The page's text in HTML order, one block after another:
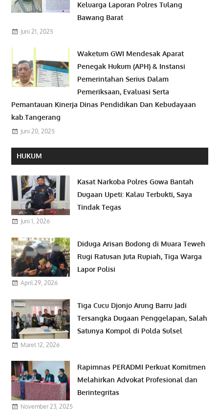
Keluarga Laporan Polres Tulang
Bawang Barat
Juni 21, 2025
Waketum GWI Mendesak Aparat
Penegak Hukum (APH) & Instansi
Pemerintahan Serius Dalam
Pemeriksaan, Evaluasi Serta
Pemantauan Kinerja Dinas Pendidikan Dan Kebudayaan
kab.Tangerang
Juni 20, 2025
HUKUM
Kasat Narkoba Polres Gowa Bantah
Dugaan Upeti: Kalau Terbukti, Saya
Tindak Tegas
Juni 1, 2026
Diduga Arisan Bodong di Muara Teweh
Rugi Ratusan Juta Rupiah, Tiga Warga
Lapor Polisi
April 29, 2026
Tiga Cucu Djonjo Arung Barru Jadi
Tersangka Dugaan Penggelapan, Salah
Satunya Kompol di Polda Sulsel
Maret 12, 2026
Rapimnas PERADMI Perkuat Komitmen
Melahirkan Advokat Profesional dan
Berintegritas
November 23, 2025